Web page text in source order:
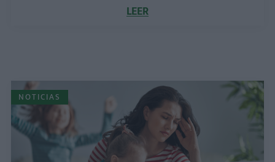
LEER
NOTICIAS